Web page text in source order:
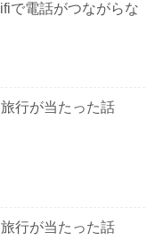
で電話がつながらな
行が当たった話
行が当たった話